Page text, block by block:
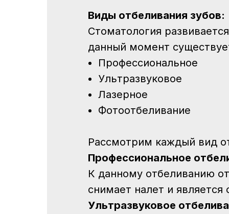
Виды отбеливания зубов:
Стоматология
данный момент
Профессиональное
Ультразвуковое
Лазерное
Фотоотбеливание
Рассмотрим каждый вид
Профессиональное
К данному отбеливанию
снимает налет и
Ультразвуковое